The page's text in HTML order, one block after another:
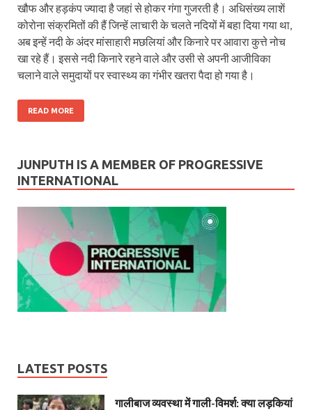
खौफ और हड़कंप ज्यादा है जहां से होकर गंगा गुजरती है। अधिसंख्य लाशें
कोरोना संक्रमितों की हैं जिन्हें लाचारी के चलते नदियों में बहा दिया गया था,
अब इन्‍हें नदी के अंदर मांसाहारी मछलियां और किनारे पर आवारा कुत्ते नोच
खा रहे हैं। इससे नदी किनारे रहने वाले और उसी से अपनी आजीविका
चलाने वाले समुदायों पर स्‍वास्‍थ्‍य का गंभीर खतरा पैदा हो गया है।
READ MORE
JUNPUTH IS A MEMBER OF PROGRESSIVE
INTERNATIONAL
LATEST POSTS
गालीबाज व्‍यवस्‍था में गाली-विमर्श: क्या लड़कियां